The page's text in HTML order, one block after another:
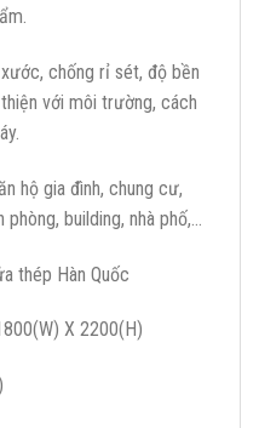
chống rỉ sét, độ bền
với môi trường, cách
hộ gia đình, chung cư,
building, nhà phố,…
thép Hàn Quốc
X 2200(H)